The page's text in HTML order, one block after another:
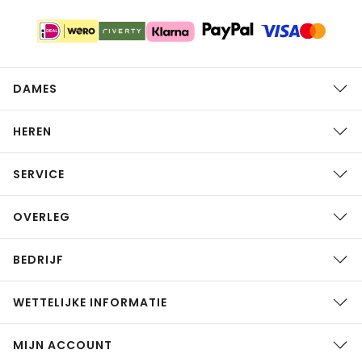
DAMES
HEREN
SERVICE
OVERLEG
BEDRIJF
WETTELIJKE INFORMATIE
MIJN ACCOUNT